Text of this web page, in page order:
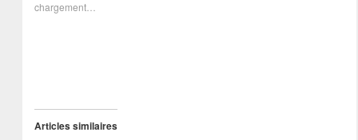
chargement…
Articles similaires